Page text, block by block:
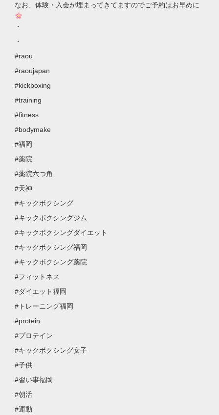
なお、体験・入会が埋まってきてますのでご予約はお早めに
・
・
#raou
#raoujapan
#kickboxing
#training
#fitness
#bodymake
#福岡
#薬院
#薬院六つ角
#天神
#キックボクシング
#キックボクシングジム
#キックボクシングダイエット
#キックボクシング福岡
#キックボクシング薬院
#フィットネス
#ダイエット福岡
#トレーニング福岡
#protein
#プロテイン
#キックボクシング女子
#子供
#習い事福岡
#朝活
#運動